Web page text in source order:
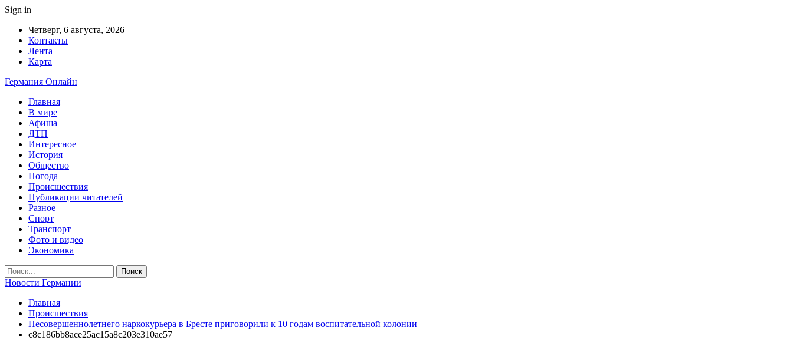
Sign in
Четверг, 6 августа, 2026
Контакты
Лента
Карта
Германия Онлайн
Главная
В мире
Афиша
ДТП
Интересное
История
Общество
Погода
Происшествия
Публикации читателей
Разное
Спорт
Транспорт
Фото и видео
Экономика
Новости Германии
Главная
Происшествия
Несовершеннолетнего наркокурьера в Бресте приговорили к 10 годам воспитательной колонии
c8c186bb8ace25ac15a8c203e310ae57